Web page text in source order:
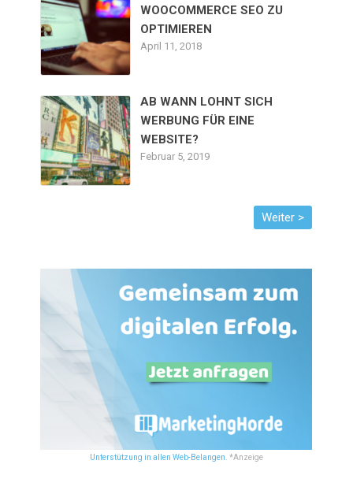
WOOCOMMERCE SEO ZU
OPTIMIEREN
April 11, 2018
AB WANN LOHNT SICH
WERBUNG FÜR EINE
WEBSITE?
Februar 5, 2019
Unterstützung in allen Web-Belangen. *Anzeige